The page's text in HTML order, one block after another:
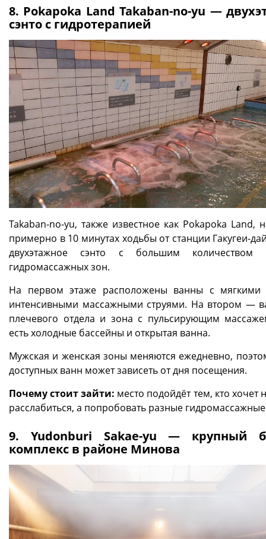
8. Pokapoka Land Takaban-no-yu —
сэнто с гидротерапией
Takaban-no-yu, также известное как Pokapoka Land,
примерно в 10 минутах ходьбы от станции Гакугеи-
двухэтажное сэнто с большим
гидромассажных зон.
На первом этаже расположены ванны с мягкими
интенсивными массажными струями. На втором —
плечевого отдела и зона с пульсирующим
есть холодные бассейны и открытая ванна.
Мужская и женская зоны меняются ежедневно,
доступных ванн может зависеть от дня посещения.
Почему стоит зайти: место подойдёт тем, кто хочет
расслабиться, а попробовать разные
9. Yudonburi Sakae-yu — крупный
комплекс в районе Минова